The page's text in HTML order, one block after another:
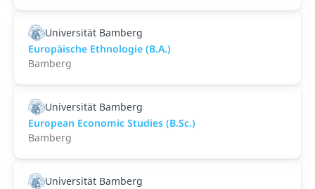
Universität Bamberg
Europäische Ethnologie (B.A.)
Bamberg
Universität Bamberg
European Economic Studies (B.Sc.)
Bamberg
Universität Bamberg